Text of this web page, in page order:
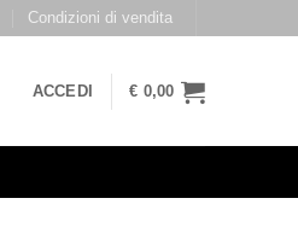
Condizioni di vendita
ACCEDI € 0,00